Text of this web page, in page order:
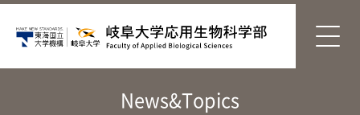
News&Topics